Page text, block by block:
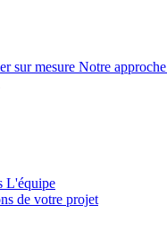
sur mesure Notre approche
L'équipe
de votre projet